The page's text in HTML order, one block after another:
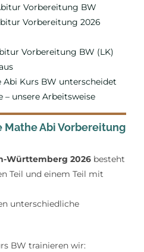
Vorbereitung BW
Vorbereitung 2026
Vorbereitung BW (LK)
Kurs BW unterscheidet
– unsere Arbeitsweise
Abi Vorbereitung
Württemberg 2026besteht
Teil und einem Teil mit
unterschiedliche
BW trainieren wir: